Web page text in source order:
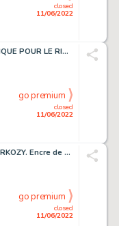
closed
11/06/2022
ILLUSTRATION HUMORISTIQUE POUR LE RIRE Encre de Chine...
closed
11/06/2022
go premium
LE SALON DE L'AUTO - SARKOZY. Encre de Chine sur papier. Dimensions...
closed
11/06/2022
go premium